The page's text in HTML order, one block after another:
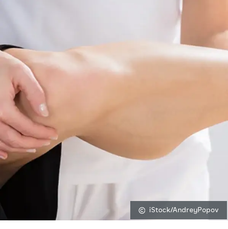
iStock/AndreyPopov